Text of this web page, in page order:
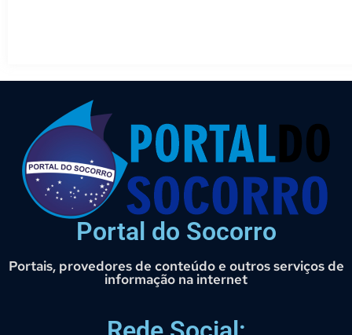
Portal do Socorro
Portais, provedores de conteúdo e outros serviços de
informação na internet